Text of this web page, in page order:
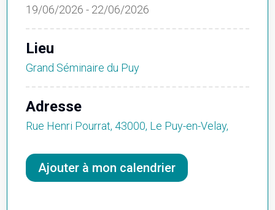
19/06/2026 - 22/06/2026
Lieu
Grand Séminaire du Puy
Adresse
Rue Henri Pourrat, 43000, Le Puy-en-Velay,
Ajouter à mon calendrier